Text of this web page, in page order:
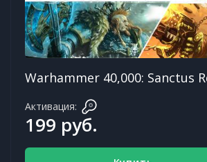
Warhammer 40,000: Sanctus
Активация:
199 руб.